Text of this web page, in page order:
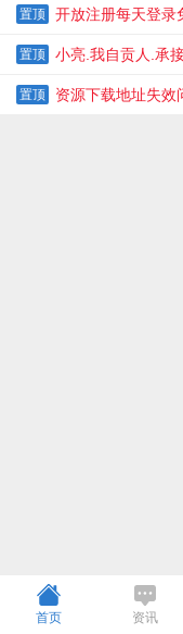
成民事侵权或刑事犯罪
置顶 开放注册每天登录
置顶 小亮.我自贡人.承
置顶 资源下载地址失效
首页 资讯